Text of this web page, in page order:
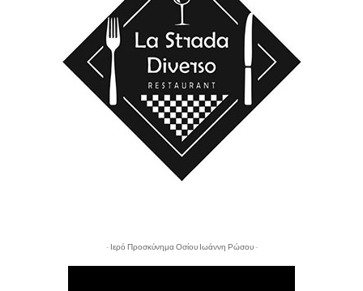
- Ιερό Προσκύνημα Οσίου Ιωάννη Ρώσου -